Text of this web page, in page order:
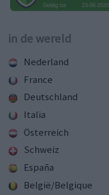
in de wereld
Nederland
France
Deutschland
Italia
Österreich
Schweiz
España
België/Belgique